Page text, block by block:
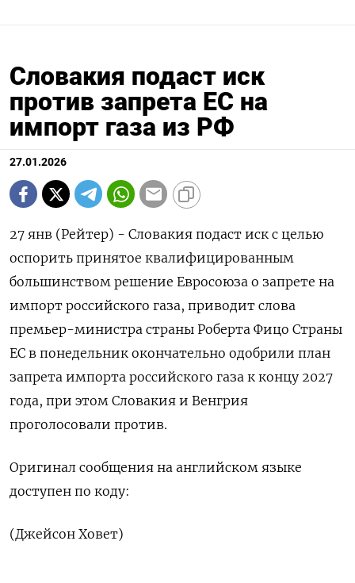
Словакия подаст иск
против запрета ЕС на
импорт газа из РФ
27.01.2026
27 янв (Рейтер) - Словакия подаст ⁠иск с целью
оспорить принятое квалифицированным
⁠большинством решение ​Евросоюза ⁠о запрете на
⁠импорт российского газа, приводит ‌слова
премьер-‍министра страны ‌Роберта Фицо Страны ​
ЕС в понедельник окончательно одобрили ⁠план
‍запрета импорта российского ‌газа к концу 2027
года, при этом Словакия и Венгрия
‍проголосовали ‍против.
Оригинал сообщения на ‍английском языке
доступен по ⁠коду:
(Джейсон Ховет)